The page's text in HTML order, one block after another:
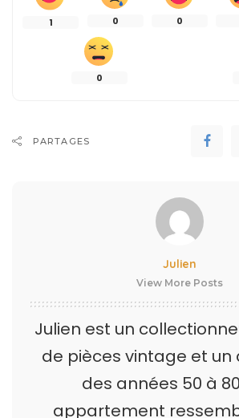
1 0 0
0
PARTAGES
Julien
View More Posts
Julien est un
de pièces vintage et un
des années 50 à
appartement